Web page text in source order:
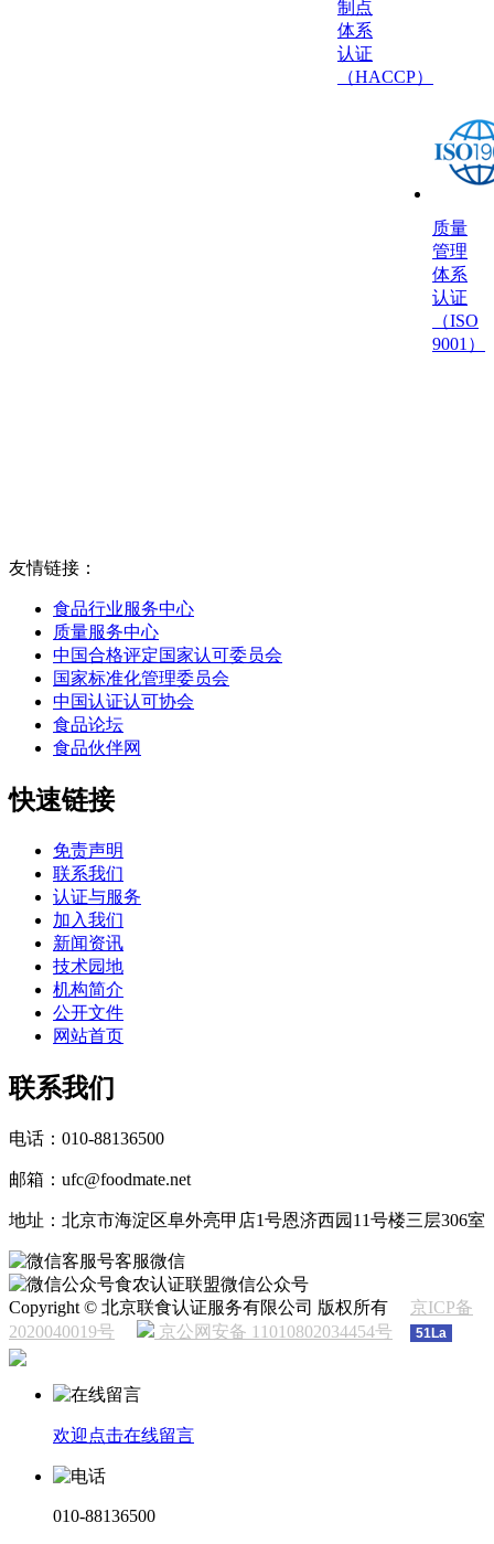
制点
体系
认证
（HACCP）
质量
管理
体系
认证
（ISO
9001）
友情链接：
食品行业服务中心
质量服务中心
中国合格评定国家认可委员会
国家标准化管理委员会
中国认证认可协会
食品论坛
食品伙伴网
快速链接
免责声明
联系我们
认证与服务
加入我们
新闻资讯
技术园地
机构简介
公开文件
网站首页
联系我们
电话：010-88136500
邮箱：ufc@foodmate.net
地址：北京市海淀区阜外亮甲店1号恩济西园11号楼三层306室
客服微信
食农认证联盟微信公众号
Copyright © 北京联食认证服务有限公司 版权所有
京ICP备
2020040019号
京公网安备 11010802034454号 51La
欢迎点击在线留言
010-88136500